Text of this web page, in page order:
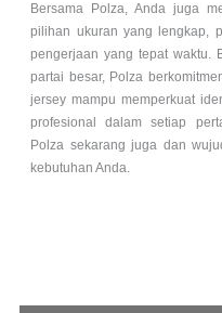
Bersama Polza, Anda juga
pilihan ukuran yang lengkap,
pengerjaan yang tepat waktu.
partai besar, Polza
jersey mampu memperkuat
profesional dalam setiap
Polza sekarang juga dan
kebutuhan Anda.